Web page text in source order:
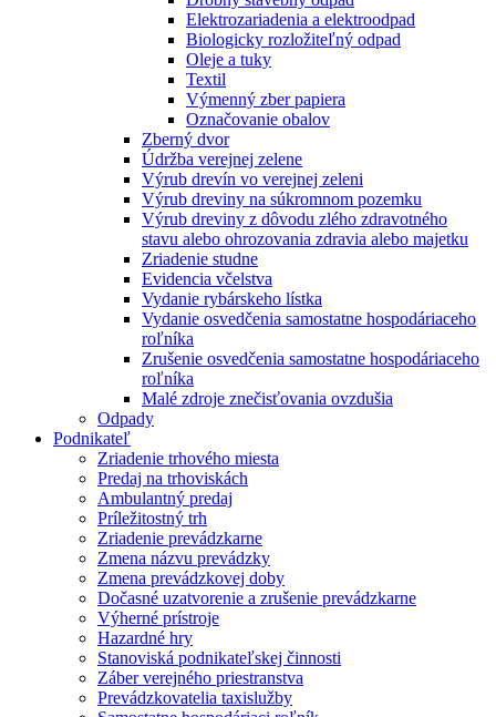
Elektrozariadenia a elektroodpad
Biologicky rozložiteľný odpad
Oleje a tuky
Textil
Výmenný zber papiera
Označovanie obalov
Zberný dvor
Údržba verejnej zelene
Výrub drevín vo verejnej zeleni
Výrub dreviny na súkromnom pozemku
Výrub dreviny z dôvodu zlého zdravotného
stavu alebo ohrozovania zdravia alebo majetku
Zriadenie studne
Evidencia včelstva
Vydanie rybárskeho lístka
Vydanie osvedčenia samostatne hospodáriaceho
roľníka
Zrušenie osvedčenia samostatne hospodáriaceho
roľníka
Malé zdroje znečisťovania ovzdušia
Odpady
Podnikateľ
Zriadenie trhového miesta
Predaj na trhoviskách
Ambulantný predaj
Príležitostný trh
Zriadenie prevádzkarne
Zmena názvu prevádzky
Zmena prevádzkovej doby
Dočasné uzatvorenie a zrušenie prevádzkarne
Výherné prístroje
Hazardné hry
Stanoviská podnikateľskej činnosti
Záber verejného priestranstva
Prevádzkovatelia taxislužby